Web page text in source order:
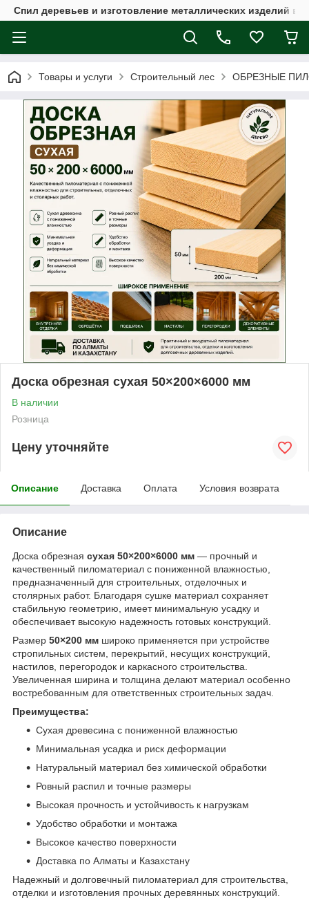
Спил деревьев и изготовление металлических изделий в
Товары и услуги Строительный лес ОБРЕЗНЫЕ
Доска обрезная сухая 50×200×6000 мм
В наличии
Розница
Цену уточняйте
Описание Доставка Оплата Условия возврата
Описание
Доска обрезная сухая 50×200×6000 мм — прочный и
качественный пиломатериал с пониженной влажностью,
предназначенный для строительных, отделочных и
столярных работ. Благодаря сушке материал сохраняет
стабильную геометрию, имеет минимальную усадку и
обеспечивает высокую надежность готовых конструкций.
Размер 50×200 мм широко применяется при устройстве
стропильных систем, перекрытий, несущих конструкций,
настилов, перегородок и каркасного строительства.
Увеличенная ширина и толщина делают материал особенно
востребованным для ответственных строительных задач.
Преимущества:
Сухая древесина с пониженной влажностью
Минимальная усадка и риск деформации
Натуральный материал без химической обработки
Ровный распил и точные размеры
Высокая прочность и устойчивость к нагрузкам
Удобство обработки и монтажа
Высокое качество поверхности
Доставка по Алматы и Казахстану
Надежный и долговечный пиломатериал для строительства,
отделки и изготовления прочных деревянных конструкций.